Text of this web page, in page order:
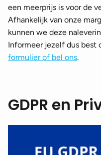
een meerprijs is voor de
Afhankelijk van onze
kunnen we deze
Informeer jezelf dus best
formulier of bel ons.
GDPR en